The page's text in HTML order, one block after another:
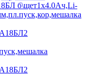
б\щет1х4.0Ач,Li-